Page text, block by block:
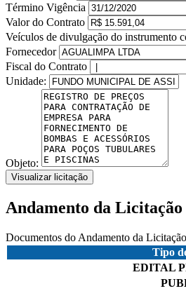
Término Vigência
Valor do Contrato
Veículos de divulgação do instrumento
Fornecedor
Fiscal do Contrato
Unidade:
Objeto:
Visualizar licitação
Andamento da Licitação
Documentos do Andamento da Licitação
Tipo
EDITAL